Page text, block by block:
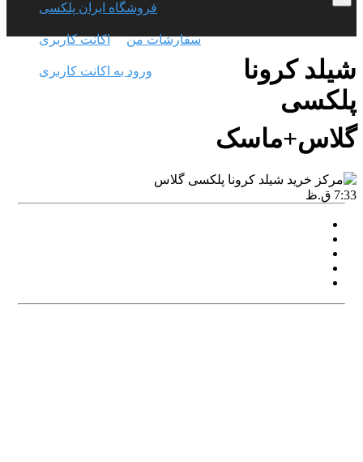
فروشگاه ایران پلکسی
اکانت کاربری سفارشات من
ورود به اکانت کاربری
شیلد کرونا
پلکسی
گلاس+ماسک
7:33 ق.ظ